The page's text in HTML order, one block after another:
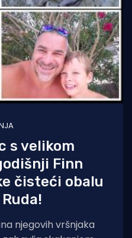
s velikom
Finn
čisteći obalu
njegovih vršnjaka